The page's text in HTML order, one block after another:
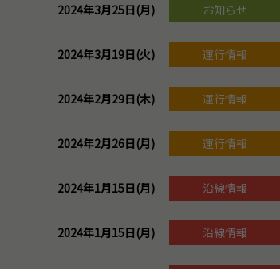
2024年3月25日(月) お知らせ
2024年3月19日(火) 運行情報
2024年2月29日(木) 運行情報
2024年2月26日(月) 運行情報
2024年1月15日(月) 沿線情報
2024年1月15日(月) 沿線情報